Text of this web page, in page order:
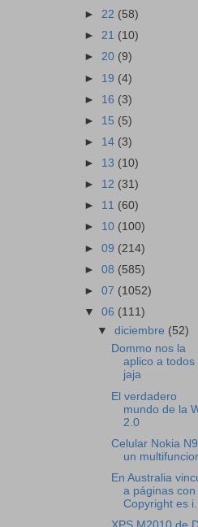
► 22 (58)
► 21 (10)
► 20 (9)
► 19 (4)
► 16 (3)
► 15 (5)
► 14 (3)
► 13 (10)
► 12 (31)
► 11 (60)
► 10 (100)
► 09 (214)
► 08 (585)
► 07 (1052)
▼ 06 (111)
▼diciembre (52)
Dommo nos la
aplico a todos
jaja
El verdadero
mundo de la
2.0
Celular Nokia
un
En Australia
a páginas con
Copyright es